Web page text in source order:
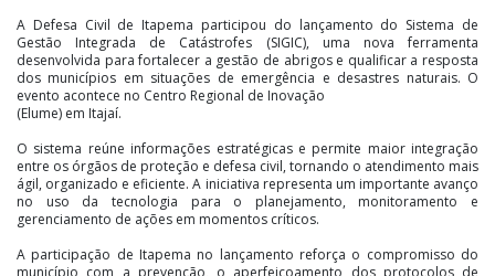
A Defesa Civil de Itapema participou do lançamento do Sistema de
Gestão Integrada de Catástrofes (SIGIC), uma nova ferramenta
desenvolvida para fortalecer a gestão de abrigos e qualificar a resposta
dos municípios em situações de emergência e desastres naturais. O
evento acontece no Centro Regional de Inovação
(Elume) em Itajaí.
O sistema reúne informações estratégicas e permite maior integração
entre os órgãos de proteção e defesa civil, tornando o atendimento mais
ágil, organizado e eficiente. A iniciativa representa um importante avanço
no uso da tecnologia para o planejamento, monitoramento e
gerenciamento de ações em momentos críticos.
A participação de Itapema no lançamento reforça o compromisso do